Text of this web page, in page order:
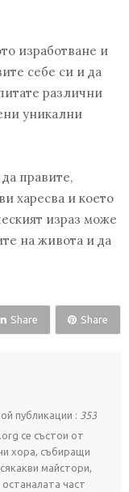
изработване и
себе си и да
различни
уникални
правите,
харесва и което
израз може
на живота и да
Share Share
публикации : 353
се състои от
хора, събиращи
майстори,
част